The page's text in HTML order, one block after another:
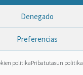
Denegado
Preferencias
politikaPribatutasun politika